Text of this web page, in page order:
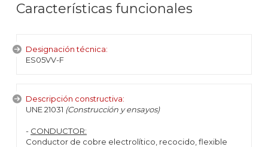
Características funcionales
Designación técnica:
ES05VV-F
Descripción constructiva:
UNE 21031 (Construcción y ensayos)
- CONDUCTOR:
Conductor de cobre electrolítico, recocido, flexible